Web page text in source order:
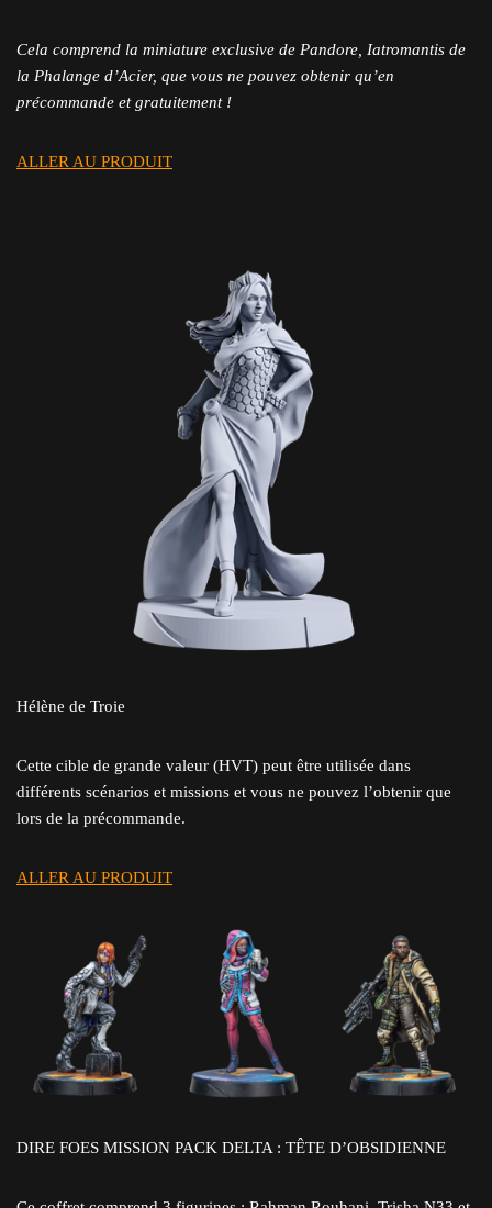
Cela comprend la miniature exclusive de Pandore, Iatromantis de
la Phalange d’Acier, que vous ne pouvez obtenir qu’en
précommande et gratuitement !
ALLER AU PRODUIT
Hélène de Troie
Cette cible de grande valeur (HVT) peut être utilisée dans
différents scénarios et missions et vous ne pouvez l’obtenir que
lors de la précommande.
ALLER AU PRODUIT
DIRE FOES MISSION PACK DELTA : TÊTE D’OBSIDIENNE